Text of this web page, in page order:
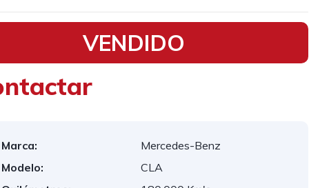
VENDIDO
Marca:
Mercedes-Benz
Modelo:
CLA